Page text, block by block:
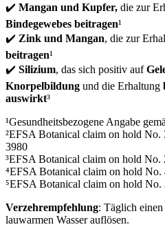
✔️ Mangan und Kupfer, die zur
Bindegewebes beitragen¹
✔️ Zink und Mangan, die zur
beitragen¹
✔️ Silizium, das sich positiv auf
Knorpelbildung und die Erhaltung
auswirkt³
¹Gesundheitsbezogene Angabe
²EFSA Botanical claim on hold No.
3980
³EFSA Botanical claim on hold No.
⁴EFSA Botanical claim on hold No.
⁵EFSA Botanical claim on hold No.
Verzehrempfehlung: Täglich
lauwarmen Wasser auflösen.